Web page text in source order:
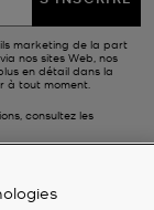
marketing de la part
nos sites Web, nos
en détail dans la
à tout moment.
consultez les